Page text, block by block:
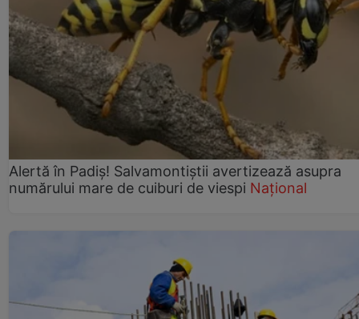
Alertă în Padiș! Salvamontiștii avertizează asupra
numărului mare de cuiburi de viespi Național